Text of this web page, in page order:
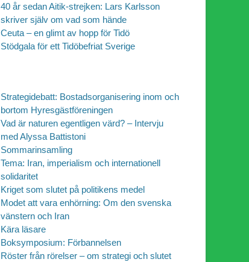
40 år sedan Aitik-strejken: Lars Karlsson
skriver själv om vad som hände
Ceuta – en glimt av hopp för Tidö
Stödgala för ett Tidöbefriat Sverige
Strategidebatt: Bostadsorganisering inom och
bortom Hyresgästföreningen
Vad är naturen egentligen värd? – Intervju
med Alyssa Battistoni
Sommarinsamling
Tema: Iran, imperialism och internationell
solidaritet
Kriget som slutet på politikens medel
Modet att vara enhörning: Om den svenska
vänstern och Iran
Kära läsare
Boksymposium: Förbannelsen
Röster från rörelser – om strategi och slutet